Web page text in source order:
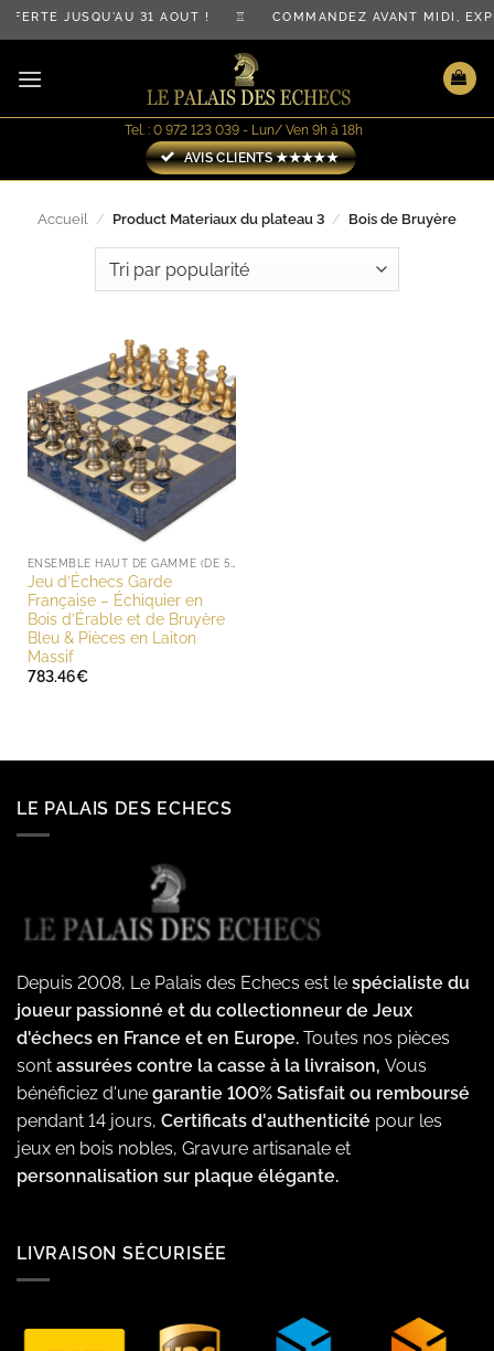
Passer
au
contenu
JUSQU'AU 31 AOÛT ! ♖ COMMANDEZ AVANT MIDI,
Tel. : 0 972 123 039 - Lun/ Ven 9h à 18h
AVIS CLIENTS ★★★★★
Accueil / Product Materiaux du plateau 3 / Bois de Bruyère
Jeu d’Échecs Garde
Française – Échiquier en
Bois d’Érable et de Bruyère
Bleu & Pièces en Laiton
Massif
783.46€
LE PALAIS DES ECHECS
Depuis 2008, Le Palais des Echecs est le spécialiste du
joueur passionné et du collectionneur de Jeux
d'échecs en France et en Europe. Toutes nos pièces
sont assurées contre la casse à la livraison, Vous
bénéficiez d'une garantie 100% Satisfait ou remboursé
pendant 14 jours, Certificats d'authenticité pour les
jeux en bois nobles, Gravure artisanale et
personnalisation sur plaque élégante.
LIVRAISON SÉCURISÉE